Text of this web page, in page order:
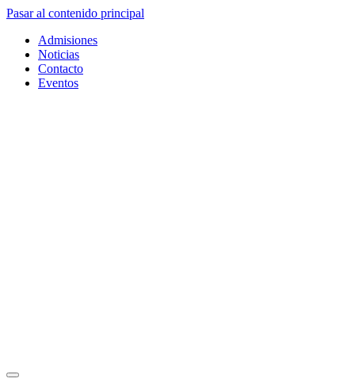
Pasar al contenido principal
Admisiones
Noticias
Contacto
Eventos